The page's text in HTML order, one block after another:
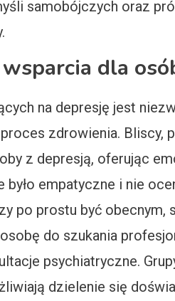
samobójczych oraz
dla
na depresję jest
zdrowienia. Bliscy,
z depresją, oferując
było empatyczne i nie
po prostu być obecnym,
do szukania
psychiatryczne.
dzielenie się